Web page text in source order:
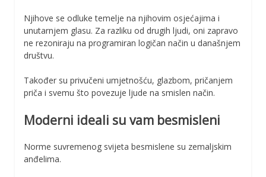
Njihove se odluke temelje na njihovim osjećajima i
unutarnjem glasu. Za razliku od drugih ljudi, oni zapravo
ne rezoniraju na programiran logičan način u današnjem
društvu.
Također su privučeni umjetnošću, glazbom, pričanjem
priča i svemu što povezuje ljude na smislen način.
Moderni ideali su vam besmisleni
Norme suvremenog svijeta besmislene su zemaljskim
anđelima.